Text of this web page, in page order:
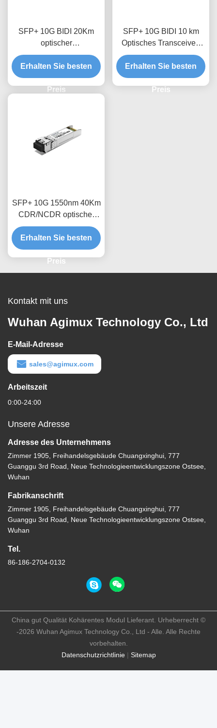
SFP+ 10G BIDI 20Km
optischer
Empfängermodul
Erhalten Sie besten
Preis
SFP+ 10G BIDI 10 km
Optisches Transceiver-
Modul
Erhalten Sie besten
Preis
SFP+ 10G 1550nm 40Km
CDR/NCDR optischer
Empfängermodul
Erhalten Sie besten
Preis
Kontakt mit uns
Wuhan Agimux Technology Co., Ltd
E-Mail-Adresse
sales@agimux.com
Arbeitszeit
0:00-24:00
Unsere Adresse
Adresse des Unternehmens
Zimmer 1905, Freihandelsgebäude Chuangxinghui, 777
Guanggu 3rd Road, Neue Technologieentwicklungszone Ostsee,
Wuhan
Fabrikanschrift
Zimmer 1905, Freihandelsgebäude Chuangxinghui, 777
Guanggu 3rd Road, Neue Technologieentwicklungszone Ostsee,
Wuhan
Tel.
86-186-2704-0132
Datenschutzrichtlinie| Sitemap
China gut Qualität Kohärentes Modul Lieferant. Urheberrecht ©
-2026 Wuhan Agimux Technology Co., Ltd - Alle. Alle Rechte
vorbehalten.